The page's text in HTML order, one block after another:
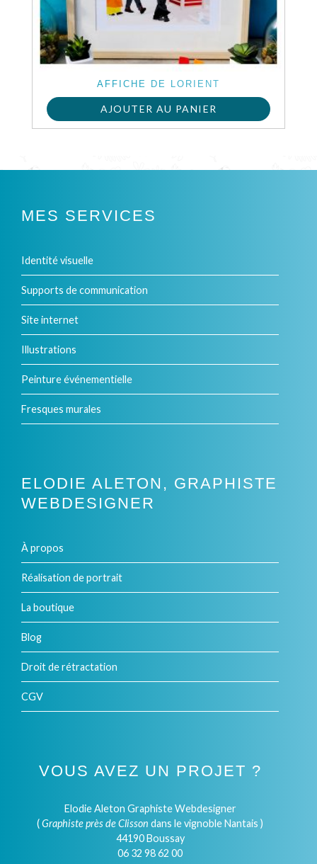
AFFICHE DE LORIENT
AJOUTER AU PANIER
MES SERVICES
Identité visuelle
Supports de communication
Site internet
Illustrations
Peinture événementielle
Fresques murales
ELODIE ALETON, GRAPHISTE
WEBDESIGNER
À propos
Réalisation de portrait
La boutique
Blog
Droit de rétractation
CGV
VOUS AVEZ UN PROJET ?
Elodie Aleton Graphiste Webdesigner
(Graphiste près de Clisson dans le vignoble Nantais )
44190 Boussay
06 32 98 62 00